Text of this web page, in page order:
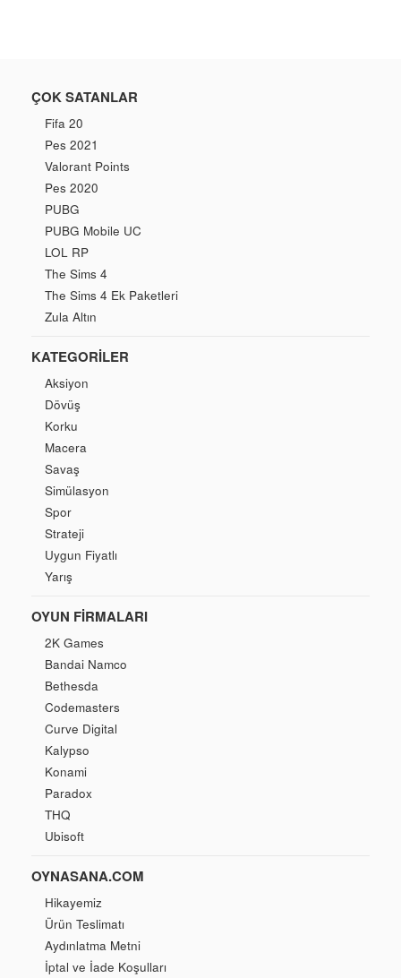
ÇOK SATANLAR
Fifa 20
Pes 2021
Valorant Points
Pes 2020
PUBG
PUBG Mobile UC
LOL RP
The Sims 4
The Sims 4 Ek Paketleri
Zula Altın
KATEGORILER
Aksiyon
Dövüş
Korku
Macera
Savaş
Simülasyon
Spor
Strateji
Uygun Fiyatlı
Yarış
OYUN FIRMALARI
2K Games
Bandai Namco
Bethesda
Codemasters
Curve Digital
Kalypso
Konami
Paradox
THQ
Ubisoft
OYNASANA.COM
Hikayemiz
Ürün Teslimatı
Aydınlatma Metni
İptal ve İade Koşulları